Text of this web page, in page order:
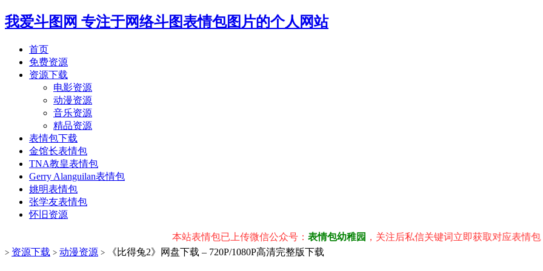
我爱斗图网 专注于网络斗图表情包图片的个人网站
首页
免费资源
资源下载
电影资源
动漫资源
音乐资源
精品资源
表情包下载
金馆长表情包
TNA教皇表情包
Gerry Alanguilan表情包
姚明表情包
张学友表情包
怀旧资源
本站表情包已上传微信公众号：表情包幼稚园，关注后私信关键词立即获取对应表情包！ ※
> 资源下载 > 动漫资源 > 《比得兔2》网盘下载 – 720P/1080P高清完整版下载